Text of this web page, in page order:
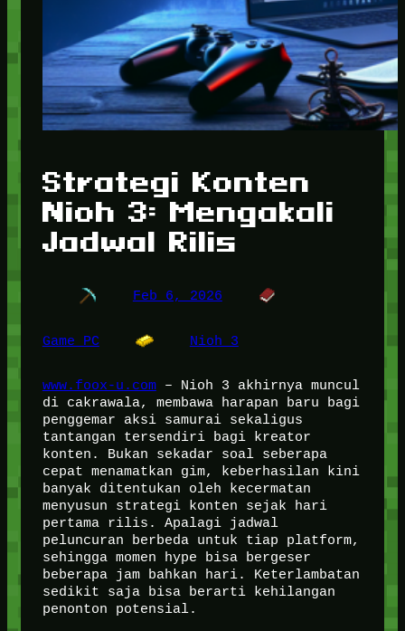
Strategi Konten
Nioh 3: Mengakali
Jadwal Rilis
Feb 6, 2026
Game PC Nioh 3
www.foox-u.com– Nioh 3 akhirnya muncul
di cakrawala, membawa harapan baru bagi
penggemar aksi samurai sekaligus
tantangan tersendiri bagi kreator
konten. Bukan sekadar soal seberapa
cepat menamatkan gim, keberhasilan kini
banyak ditentukan oleh kecermatan
menyusun strategi konten sejak hari
pertama rilis. Apalagi jadwal
peluncuran berbeda untuk tiap platform,
sehingga momen hype bisa bergeser
beberapa jam bahkan hari. Keterlambatan
sedikit saja bisa berarti kehilangan
penonton potensial.